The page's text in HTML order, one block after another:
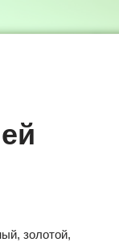
золотой,